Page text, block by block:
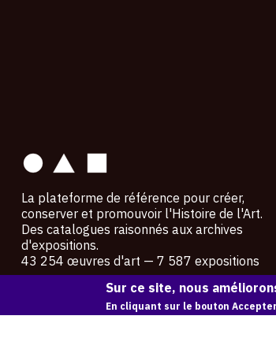
La plateforme de référence pour créer,
conserver et promouvoir l'Histoire de l'Art.
Des catalogues raisonnés aux archives
d'expositions.
43 254 œuvres d'art — 7 587 expositions
Copyright © OAM 2026. Tous droits réservés.
Sur ce site, nous
En cliquant sur le bouton